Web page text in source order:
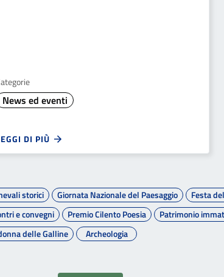
News ed eventi
DI PIÙ
storici Giornata Nazionale del Paesaggio
Festa
e convegni
Premio Cilento Poesia Patrimonio
delle Galline
Archeologia